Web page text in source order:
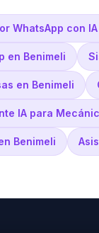
WhatsApp con
en Benimeli
en Benimeli
IA para
Benimeli